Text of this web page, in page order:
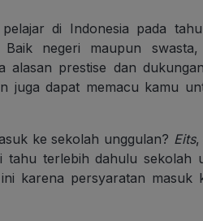
di Indonesia pada
negeri maupun swasta,
alasan prestise dan
juga dapat memacu kamu
ke sekolah unggulan? Eits,
terlebih dahulu sekolah
karena persyaratan masuk